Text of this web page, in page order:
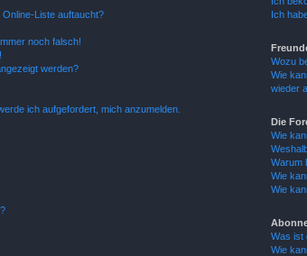
Liste auftaucht?
noch falsch!
werden?
ich aufgefordert, mich anzumelden.
Ich
Wozu
Wie
wieder
Die
Wie
Warum
Wie
Wie
Was ist
Wie